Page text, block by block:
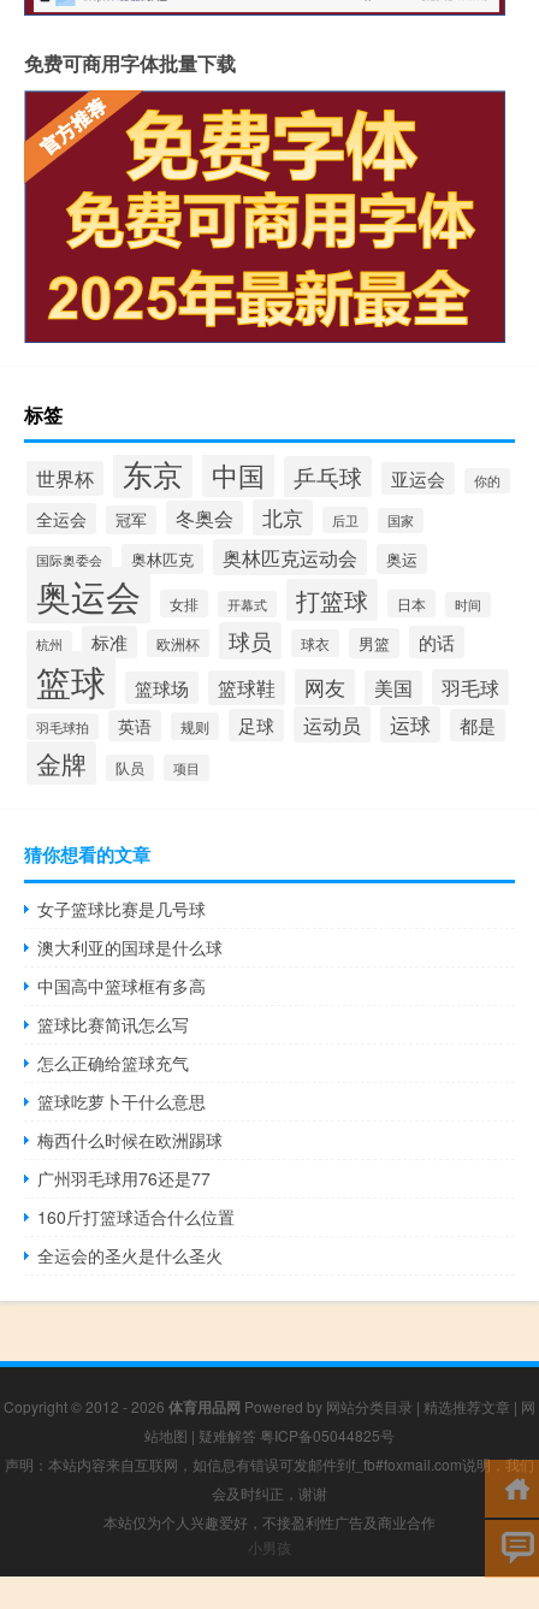
免费可商用字体批量下载
标签
世界杯 东京 中国 乒乓球 亚运会 你的
全运会 冠军 冬奥会 北京 后卫 国家
国际奥委会 奥林匹克 奥林匹克运动会 奥运
奥运会 女排 开幕式 打篮球 日本 时间
杭州 标准 欧洲杯 球员 球衣 男篮 的话
篮球 篮球场 篮球鞋 网友 美国 羽毛球
羽毛球拍 英语 规则 足球 运动员 运球 都是
金牌 队员 项目
猜你想看的文章
女子篮球比赛是几号球
澳大利亚的国球是什么球
中国高中篮球框有多高
篮球比赛简讯怎么写
怎么正确给篮球充气
篮球吃萝卜干什么意思
梅西什么时候在欧洲踢球
广州羽毛球用76还是77
160斤打篮球适合什么位置
全运会的圣火是什么圣火
Copyright © 2012 - 2026 体育用品网 Powered by 网站分类目录 | 精选推荐文章 | 网
站地图 | 疑难解答 粤ICP备05044825号
声明：本站内容来自互联网，如信息有错误可发邮件到f_fb#foxmail.com说明，我们
会及时纠正，谢谢
本站仅为个人兴趣爱好，不接盈利性广告及商业合作
小男孩